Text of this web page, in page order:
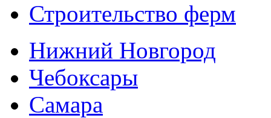
Строительство ферм
Нижний Новгород
Чебоксары
Самара